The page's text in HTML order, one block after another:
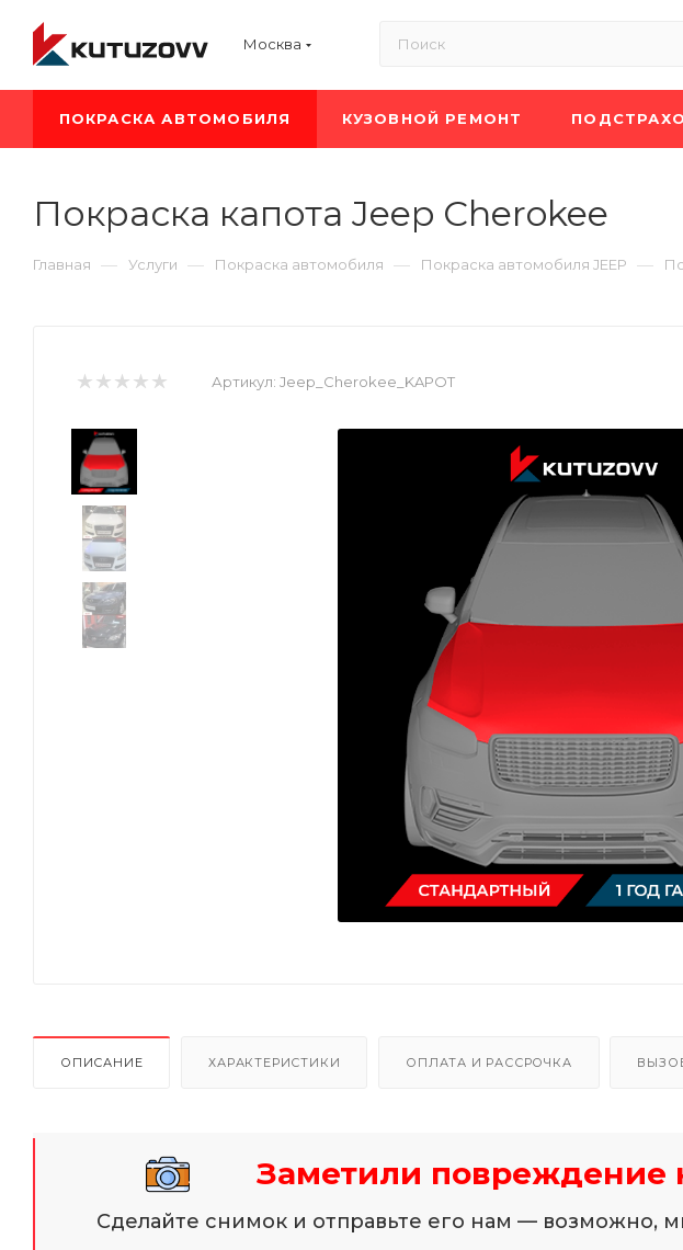
Москва
ПОКРАСКА АВТОМОБИЛЯ КУЗОВНОЙ РЕМОНТ
Покраска капота Jeep Cherokee
Главная — Услуги — Покраска автомобиля — Покраска автомобиля JEEP —
Артикул: Jeep_Cherokee_KAPOT
ОПИСАНИЕ ХАРАКТЕРИСТИКИ ОПЛАТА И РАССРОЧКА
Заметили повреждение
Сделайте снимок и отправьте его нам — возможно,